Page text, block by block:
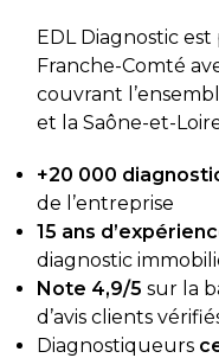
EDL Diagnostic
Franche-Comté
couvrant
et la Saône-et-
+20 000
de l’entreprise
15 ans
diagnostic
Note 4,9/5 sur la
d’avis clients
Diagnostiqueurs